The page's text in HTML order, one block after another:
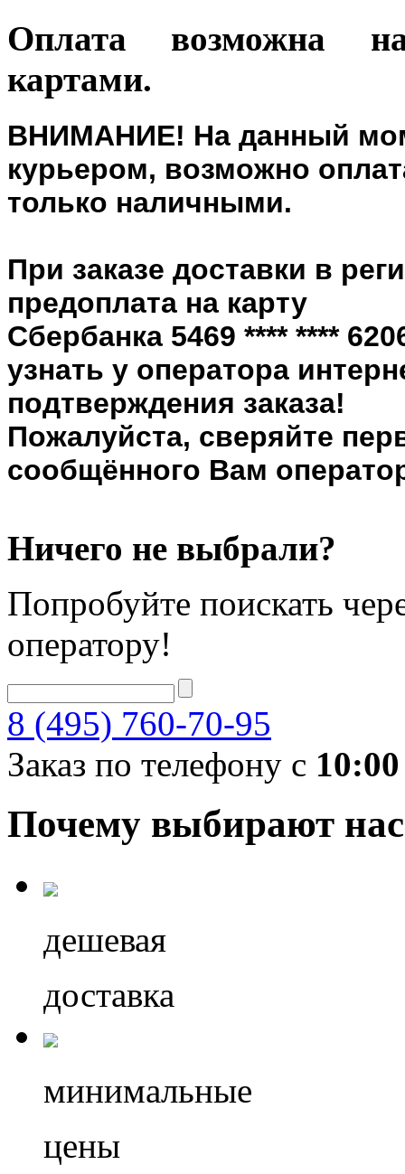
Оплата возможна
картами.
ВНИМАНИЕ! На данный
курьером, возможно
только наличными.
При заказе доставки в
предоплата на карту
Сбербанка 5469 **** ****
узнать у оператора
подтверждения заказа!
Пожалуйста, сверяйте
сообщённого Вам
Ничего не выбрали?
Попробуйте поискать
оператору!
8 (495) 760-70-95
Заказ по телефону с 10:00
Почему выбирают нас
дешевая
доставка
минимальные
цены